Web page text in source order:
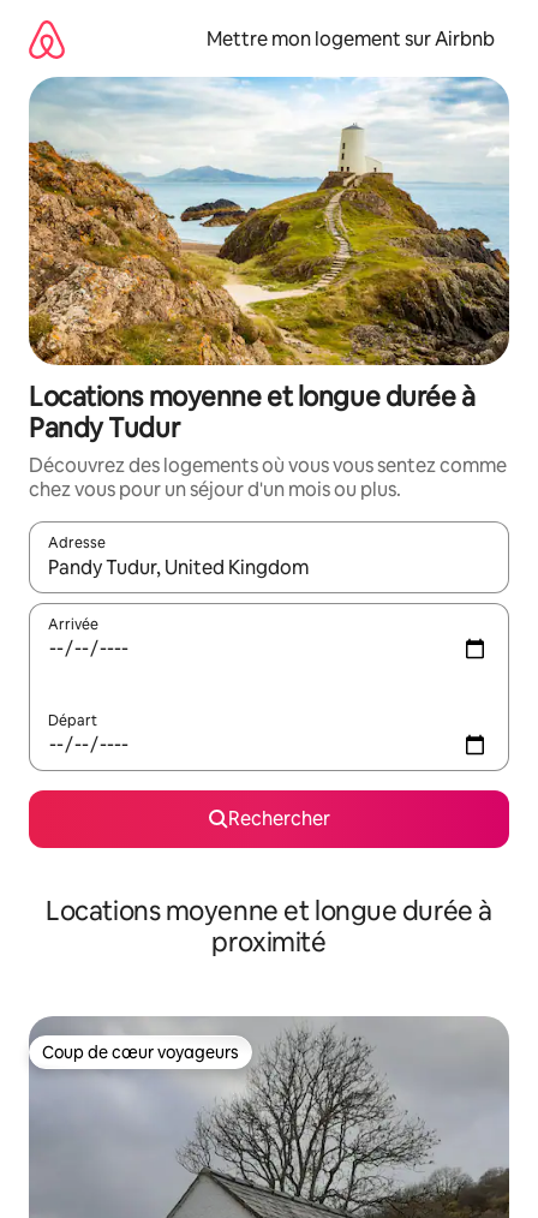
directement
contenu
Mettre mon logement sur Airbnb
Locations moyenne et longue durée à
Pandy Tudur
Découvrez des logements où vous vous sentez comme
chez vous pour un séjour d'un mois ou plus.
Adresse
Lorsque les résultats s'affichent, utilisez les flèches vers le
Arrivée
Départ
Rechercher
Locations moyenne et longue durée à
proximité
Coup de cœur voyageurs
Coup de cœur voyageurs